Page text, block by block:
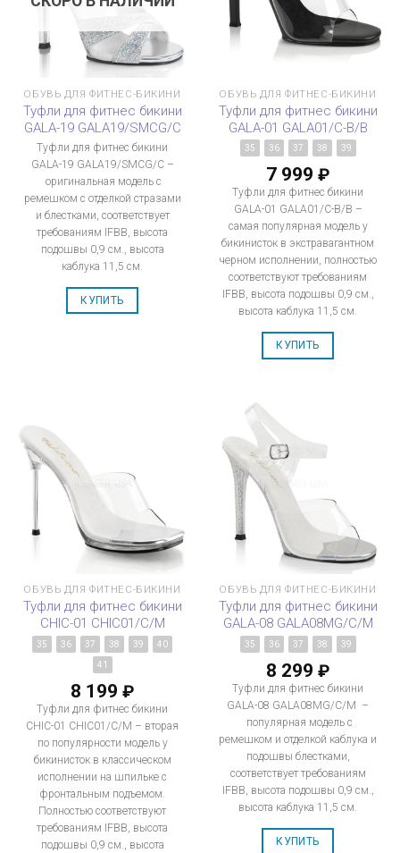
ОБУВЬ ДЛЯ ФИТНЕС-БИКИНИ
Туфли для фитнес бикини
GALA-19 GALA19/SMCG/C
Туфли для фитнес бикини
GALA-19 GALA19/SMCG/C –
оригинальная модель с
ремешком с отделкой стразами
и блестками, соответствует
требованиям IFBB, высота
подошвы 0,9 см., высота
каблука 11,5 см.
КУПИТЬ
ОБУВЬ ДЛЯ ФИТНЕС-БИКИНИ
Туфли для фитнес бикини
GALA-01 GALA01/C-B/B
35 36 37 38 39
7 999 ₽
Туфли для фитнес бикини
GALA-01 GALA01/C-B/B –
самая популярная модель у
бикинисток в экстравагантном
черном исполнении, полностью
соответствуют требованиям
IFBB, высота подошвы 0,9 см.,
высота каблука 11,5 см.
КУПИТЬ
ОБУВЬ ДЛЯ ФИТНЕС-БИКИНИ
Туфли для фитнес бикини
CHIC-01 CHIC01/C/M
35 36 37 38 39 40
41
8 199 ₽
Туфли для фитнес бикини
CHIC-01 CHIC01/C/M – вторая
по популярности модель у
бикинисток в классическом
исполнении на шпильке с
фронтальным подъемом.
Полностью соответствуют
требованиям IFBB, высота
подошвы 0,9 см., высота
ОБУВЬ ДЛЯ ФИТНЕС-БИКИНИ
Туфли для фитнес бикини
GALA-08 GALA08MG/C/M
35 36 37 38 39
8 299 ₽
Туфли для фитнес бикини
GALA-08 GALA08MG/C/M –
популярная модель с
ремешком и отделкой каблука и
подошвы блестками,
соответствует требованиям
IFBB, высота подошвы 0,9 см.,
высота каблука 11,5 см.
КУПИТЬ